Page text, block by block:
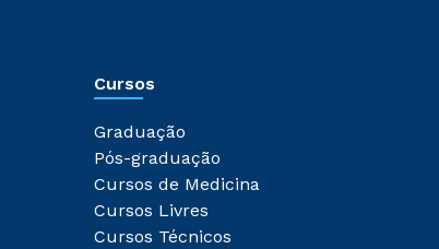
Cursos
Graduação
Pós-graduação
Cursos de Medicina
Cursos Livres
Cursos Técnicos